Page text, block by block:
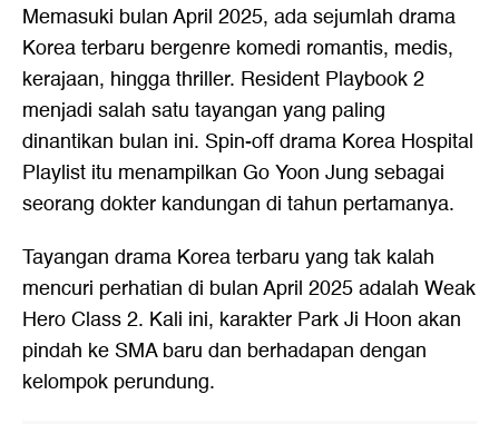
Memasuki bulan April 2025, ada sejumlah drama
Korea terbaru bergenre komedi romantis, medis,
kerajaan, hingga thriller. Resident Playbook 2
menjadi salah satu tayangan yang paling
dinantikan bulan ini. Spin-off drama Korea Hospital
Playlist itu menampilkan Go Yoon Jung sebagai
seorang dokter kandungan di tahun pertamanya.
Tayangan drama Korea terbaru yang tak kalah
mencuri perhatian di bulan April 2025 adalah Weak
Hero Class 2. Kali ini, karakter Park Ji Hoon akan
pindah ke SMA baru dan berhadapan dengan
kelompok perundung.